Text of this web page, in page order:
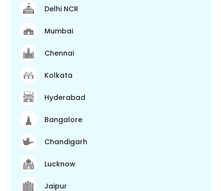
Delhi NCR
Mumbai
Chennai
Kolkata
Hyderabad
Bangalore
Chandigarh
Lucknow
Jaipur